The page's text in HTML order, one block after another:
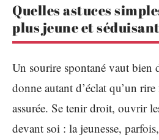
Quelles astuces
plus jeune et
Un sourire spontané vaut bien
donne autant d’éclat qu’un
assurée. Se tenir droit, ouvrir
devant soi : la jeunesse,